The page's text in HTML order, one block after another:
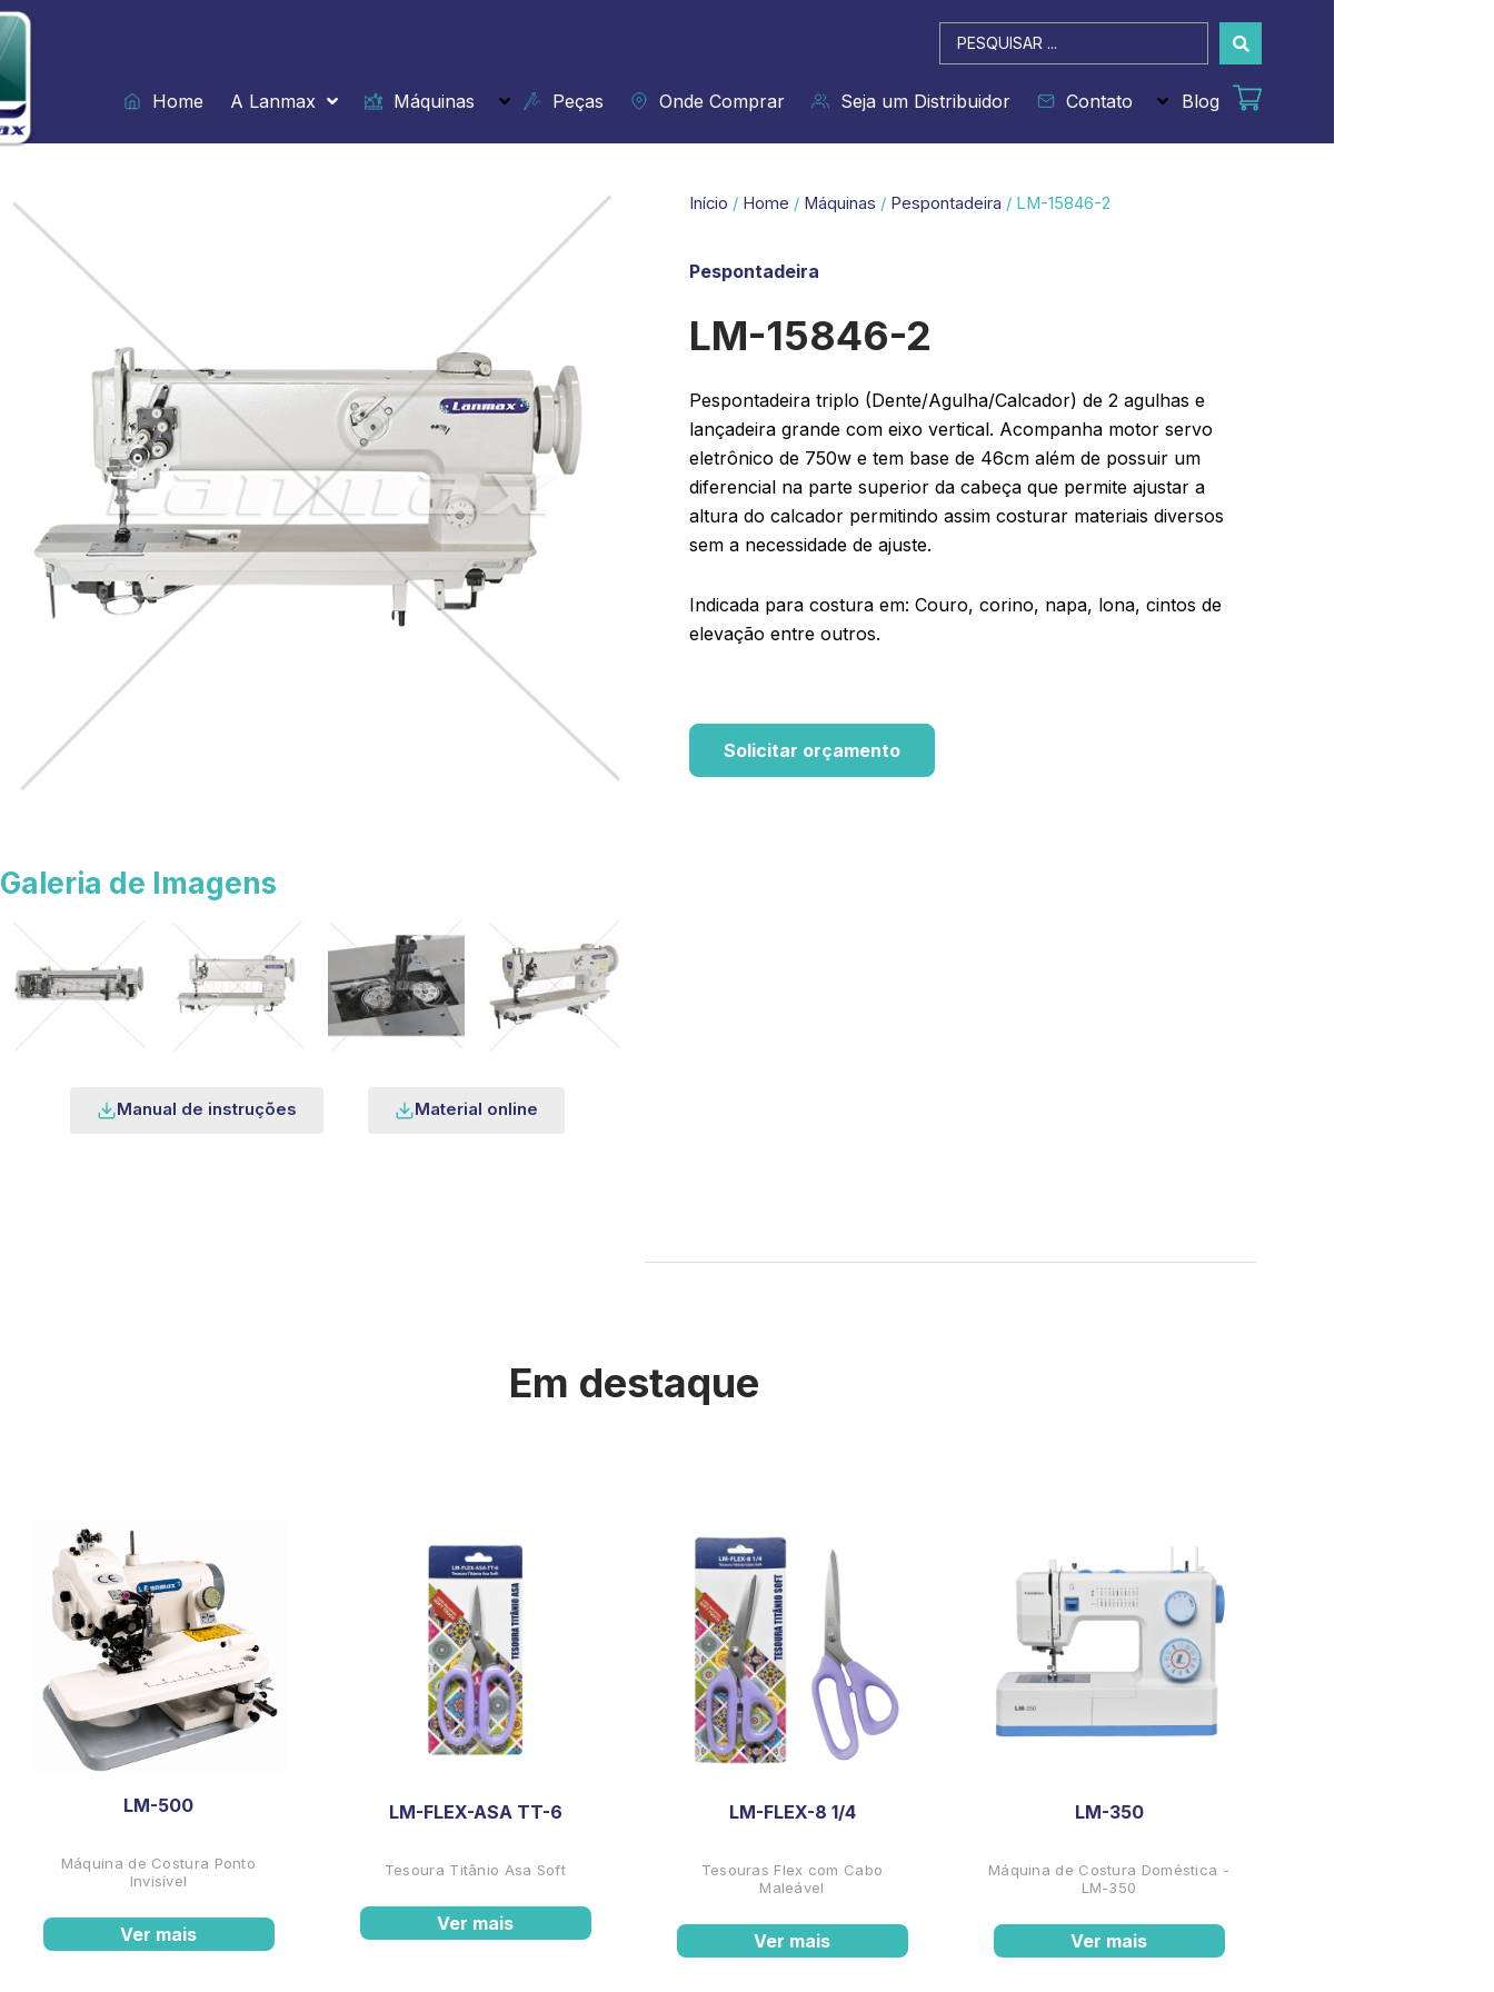
Ir
para
o
conteúdo
Pesquisar
...
Home
A Lanmax Máquinas Peças Onde Comprar Seja um Distribuidor Contato Blog
Galeria de Imagens
Manual de instruções Material online
Início / Home / Máquinas / Pespontadeira / LM-15846-2
Pespontadeira
LM-15846-2
Pespontadeira triplo (Dente/Agulha/Calcador) de 2 agulhas e
lançadeira grande com eixo vertical. Acompanha motor servo
eletrônico de 750w e tem base de 46cm além de possuir um
diferencial na parte superior da cabeça que permite ajustar a
altura do calcador permitindo assim costurar materiais diversos
sem a necessidade de ajuste.
Indicada para costura em: Couro, corino, napa, lona, cintos de
elevação entre outros.
Solicitar orçamento
Em destaque
LM-500
Máquina de Costura Ponto
Invisível
Ver mais
LM-FLEX-ASA TT-6
Tesoura Titânio Asa Soft
Ver mais
LM-FLEX-8 1/4
Tesouras Flex com Cabo
Maleável
Ver mais
LM-350
Máquina de Costura Doméstica -
LM-350
Ver mais